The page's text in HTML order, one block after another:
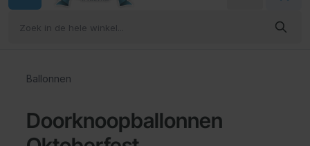
Ballonnen
Doorknoopballonnen